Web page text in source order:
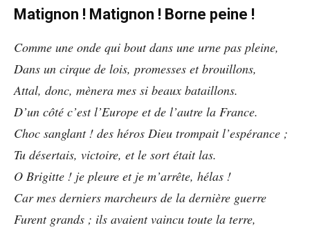
Matignon ! Matignon ! Borne peine !
Comme une onde qui bout dans une urne pas pleine,
Dans un cirque de lois, promesses et brouillons,
Attal, donc, mènera mes si beaux bataillons.
D’un côté c’est l’Europe et de l’autre la France.
Choc sanglant ! des héros Dieu trompait l’espérance ;
Tu désertais, victoire, et le sort était las.
O Brigitte ! je pleure et je m’arrête, hélas !
Car mes derniers marcheurs de la dernière guerre
Furent grands ; ils avaient vaincu toute la terre,